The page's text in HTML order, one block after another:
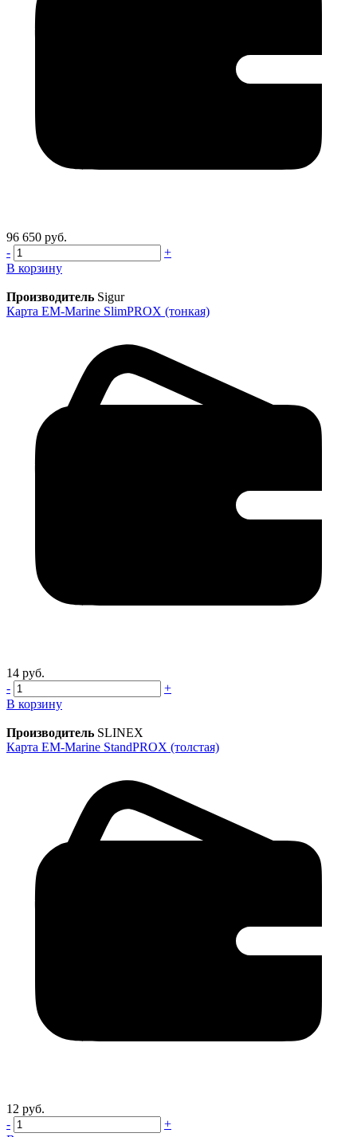
96 650 руб.
-
+
В корзину
Производитель Sigur
Карта EM-Marine SlimPROX (тонкая)
14 руб.
-
+
В корзину
Производитель SLINEX
Карта EM-Marine StandPROX (толстая)
12 руб.
-
+